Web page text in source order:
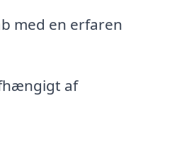
med en erfaren
af